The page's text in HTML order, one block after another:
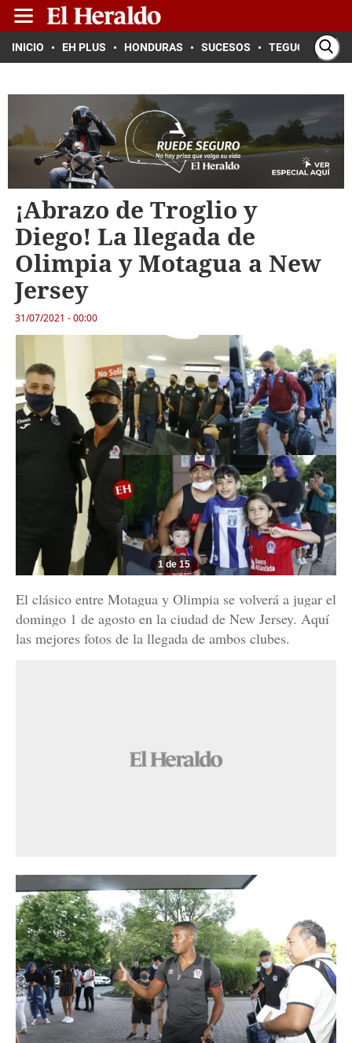
INICIO EH PLUS HONDURAS SUCESOS TEGUCIGALPA
¡Abrazo de Troglio y
Diego! La llegada de
Olimpia y Motagua a New
Jersey
31/07/2021 - 00:00
1 de 15
El clásico entre Motagua y Olimpia se volverá a jugar el
domingo 1 de agosto en la ciudad de New Jersey. Aquí
las mejores fotos de la llegada de ambos clubes.